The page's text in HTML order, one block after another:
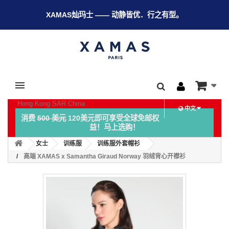
XAMAS灿玛士 —— 动静皆优．行之有型。
Hong Kong SAR China
中文
消费500 美元120美元即可享受全球免邮权
益！马上选购！
女士 训练服
训练服外套帽衫
高端 XAMAS x Samantha Giraud Norway 羽绒背心开襟衫